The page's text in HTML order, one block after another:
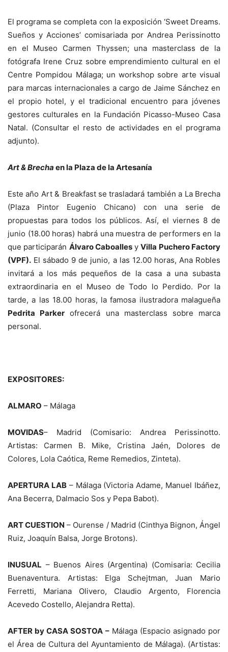
El programa se completa con la exposición ‘Sweet Dreams.
Sueños y Acciones’ comisariada por Andrea Perissinotto
en el Museo Carmen Thyssen; una masterclass de la
fotógrafa Irene Cruz sobre emprendimiento cultural en el
Centre Pompidou Málaga; un workshop sobre arte visual
para marcas internacionales a cargo de Jaime Sánchez en
el propio hotel, y el tradicional encuentro para jóvenes
gestores culturales en la Fundación Picasso-Museo Casa
Natal. (Consultar el resto de actividades en el programa
adjunto).
Art & Brecha en la Plaza de la Artesanía
Este año Art & Breakfast se trasladará también a La Brecha
(Plaza Pintor Eugenio Chicano) con una serie de
propuestas para todos los públicos. Así, el viernes 8 de
junio (18.00 horas) habrá una muestra de performers en la
que participarán Álvaro CaboallesyVilla Puchero Factory
(VPF). El sábado 9 de junio, a las 12.00 horas, Ana Robles
invitará a los más pequeños de la casa a una subasta
extraordinaria en el Museo de Todo lo Perdido. Por la
tarde, a las 18.00 horas, la famosa ilustradora malagueña
Pedrita Parker ofrecerá una masterclass sobre marca
personal.
EXPOSITORES:
ALMARO – Málaga
MOVIDAS– Madrid (Comisario: Andrea Perissinotto.
Artistas: Carmen B. Mike, Cristina Jaén, Dolores de
Colores, Lola Caótica, Reme Remedios, Zinteta).
APERTURA LAB– Málaga (Victoria Adame, Manuel Ibáñez,
Ana Becerra, Dalmacio Sos y Pepa Babot).
ART CUESTION – Ourense / Madrid (Cinthya Bignon, Ángel
Ruiz, Joaquín Balsa, Jorge Brotons).
INUSUAL – Buenos Aires (Argentina) (Comisaria: Cecilia
Buenaventura. Artistas: Elga Schejtman, Juan Mario
Ferretti, Mariana Olivero, Claudio Argento, Florencia
Acevedo Costello, Alejandra Retta).
AFTER by CASA SOSTOA –Málaga (Espacio asignado por
el Área de Cultura del Ayuntamiento de Málaga). (Artistas: